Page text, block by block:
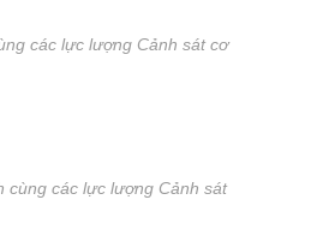
các lực lượng Cảnh sát cơ
cùng các lực lượng Cảnh sát